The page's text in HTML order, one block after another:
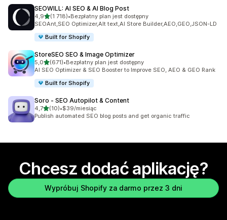
SEOWILL: AI SEO & AI Blog Post
4,9na 5 gwiazdek
(1 718)
Łączna liczba recenzji: 1718
•Bezpłatny plan jest dostępny
SEOAnt,SEO Optimizer,Alt text,AI Store Builder,AEO,GEO,JSON-LD
Built for Shopify
StoreSEO SEO & Image Optimizer
5,0na 5 gwiazdek
(671)
Łączna liczba recenzji: 671
•Bezpłatny plan jest dostępny
AI SEO Optimizer & SEO Booster to Improve SEO, AEO & GEO Rank
Built for Shopify
Soro ‑ SEO Autopilot & Content
4,7na 5 gwiazdek
(10)
Łączna liczba recenzji: 10
•$39/miesiąc
Publish automated SEO blog posts and get organic traffic
Chcesz dodać aplikację?
Wypróbuj Shopify za darmo przez 3 dni